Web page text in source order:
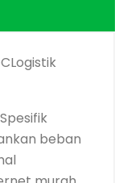
beban